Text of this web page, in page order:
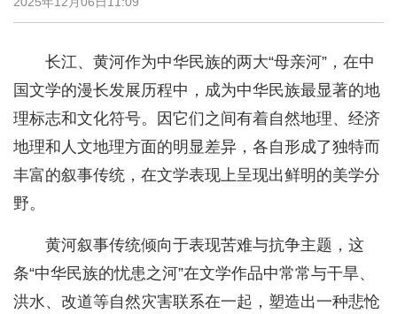
长江、黄河作为中华民族的两大“母亲河”，在中
国文学的漫长发展历程中，成为中华民族最显著的地
理标志和文化符号。因它们之间有着自然地理、经济
地理和人文地理方面的明显差异，各自形成了独特而
丰富的叙事传统，在文学表现上呈现出鲜明的美学分
野。
黄河叙事传统倾向于表现苦难与抗争主题，这
条“中华民族的忧患之河”在文学作品中常常与干旱、
洪水、改道等自然灾害联系在一起，塑造出一种悲怆